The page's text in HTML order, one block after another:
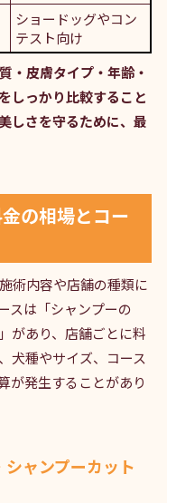
ショードッグやコン
テスト向け
・皮膚タイプ・年齢・
しっかり比較すること
しさを守るために、最
の相場とコー
術内容や店舗の種類に
スは「シャンプーの
があり、店舗ごとに料
犬種やサイズ、コース
が発生することがあり
ャンプーカット